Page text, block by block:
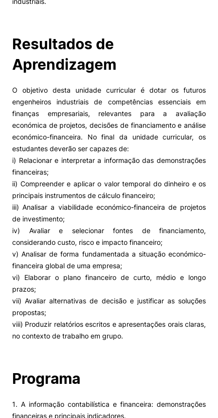
Resultados de
Aprendizagem
O objetivo desta unidade curricular é dotar os futuros
engenheiros industriais de competências essenciais em
finanças empresariais, relevantes para a avaliação
económica de projetos, decisões de financiamento e análise
económico-financeira. No final da unidade curricular, os
estudantes deverão ser capazes de:
i) Relacionar e interpretar a informação das demonstrações
financeiras;
ii) Compreender e aplicar o valor temporal do dinheiro e os
principais instrumentos de cálculo financeiro;
iii) Analisar a viabilidade económico-financeira de projetos
de investimento;
iv) Avaliar e selecionar fontes de financiamento,
considerando custo, risco e impacto financeiro;
v) Analisar de forma fundamentada a situação económico-
financeira global de uma empresa;
vi) Elaborar o plano financeiro de curto, médio e longo
prazos;
vii) Avaliar alternativas de decisão e justificar as soluções
propostas;
viii) Produzir relatórios escritos e apresentações orais claras,
no contexto de trabalho em grupo.
Programa
1. A informação contabilística e financeira: demonstrações
financeiras e principais indicadores.